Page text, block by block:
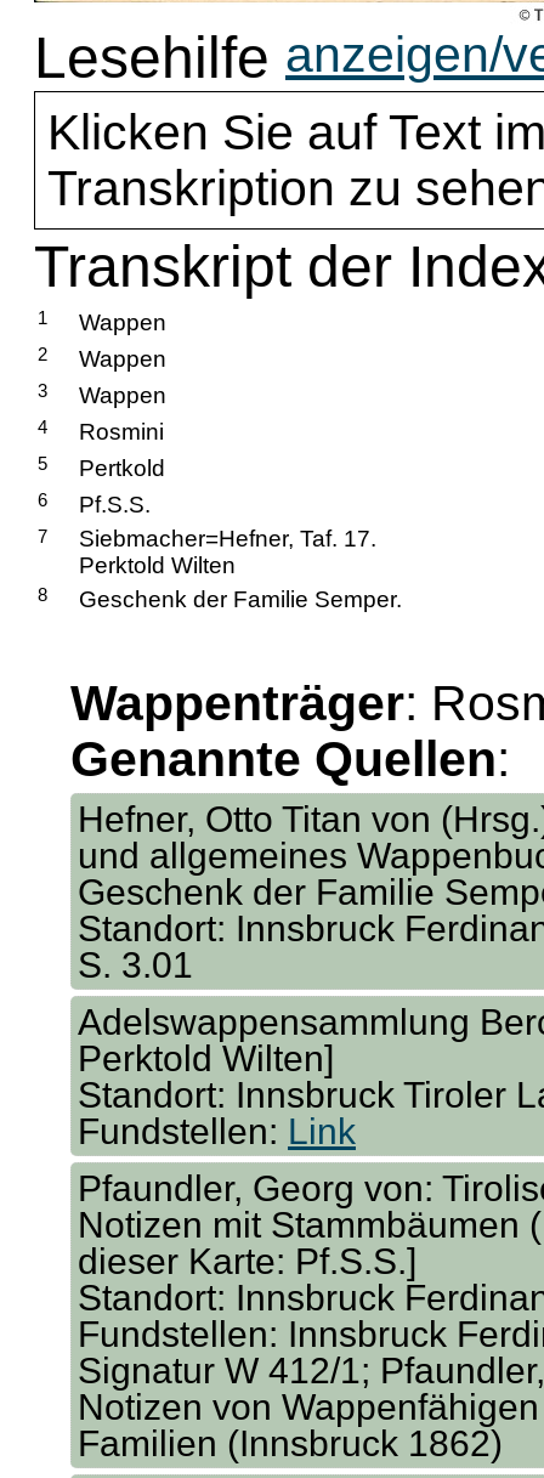
Lesehilfe anzeigen/
Klicken Sie auf Text
Transkription zu
Transkript der
1 Wappen
2 Wappen
3 Wappen
4 Rosmini
5 Pertkold
6 Pf.S.S.
7
Siebmacher=Hefner, Taf. 17.
Perktold Wilten
8 Geschenk der Familie Semper.
Wappenträger:
Genannte Quellen:
Hefner, Otto Titan von
und allgemeines
Geschenk der Familie
Standort: Innsbruck
S. 3.01
Adelswappensammlung
Perktold Wilten]
Standort: Innsbruck Tiroler
Fundstellen: Link
Pfaundler, Georg von:
Notizen mit Stammbäumen
dieser Karte: Pf.S.S.]
Standort: Innsbruck
Fundstellen: Innsbruck
Signatur W 412/1;
Notizen von
Familien (Innsbruck 1862)